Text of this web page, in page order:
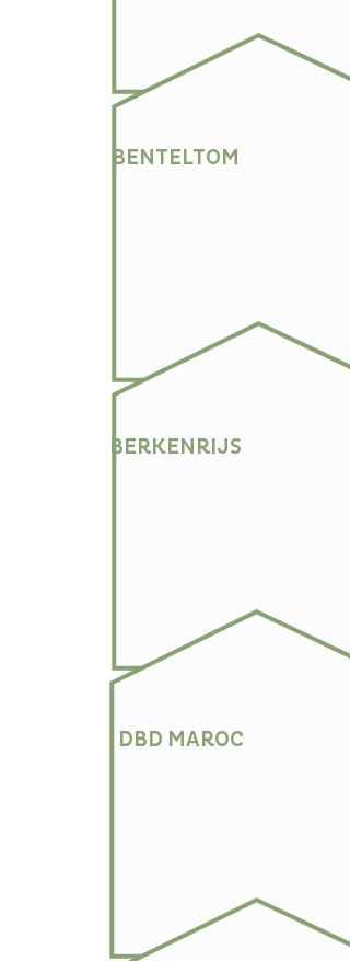
BENTELTOM
BERKENRIJS
DBD MAROC